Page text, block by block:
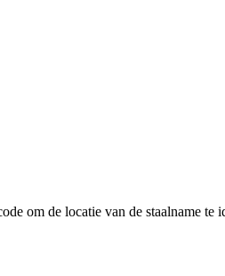
om de locatie van de staalname te